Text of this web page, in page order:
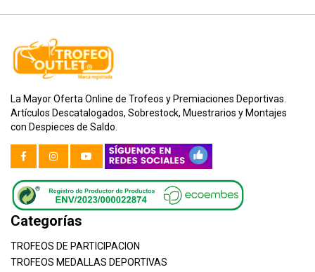
La Mayor Oferta Online de Trofeos y Premiaciones Deportivas.
Artículos Descatalogados, Sobrestock, Muestrarios y Montajes
con Despieces de Saldo.
Categorías
TROFEOS DE PARTICIPACION
TROFEOS MEDALLAS DEPORTIVAS